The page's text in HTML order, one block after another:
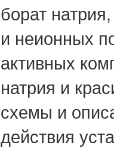
борат
и неионных
активных
натрия и
схемы и
действия